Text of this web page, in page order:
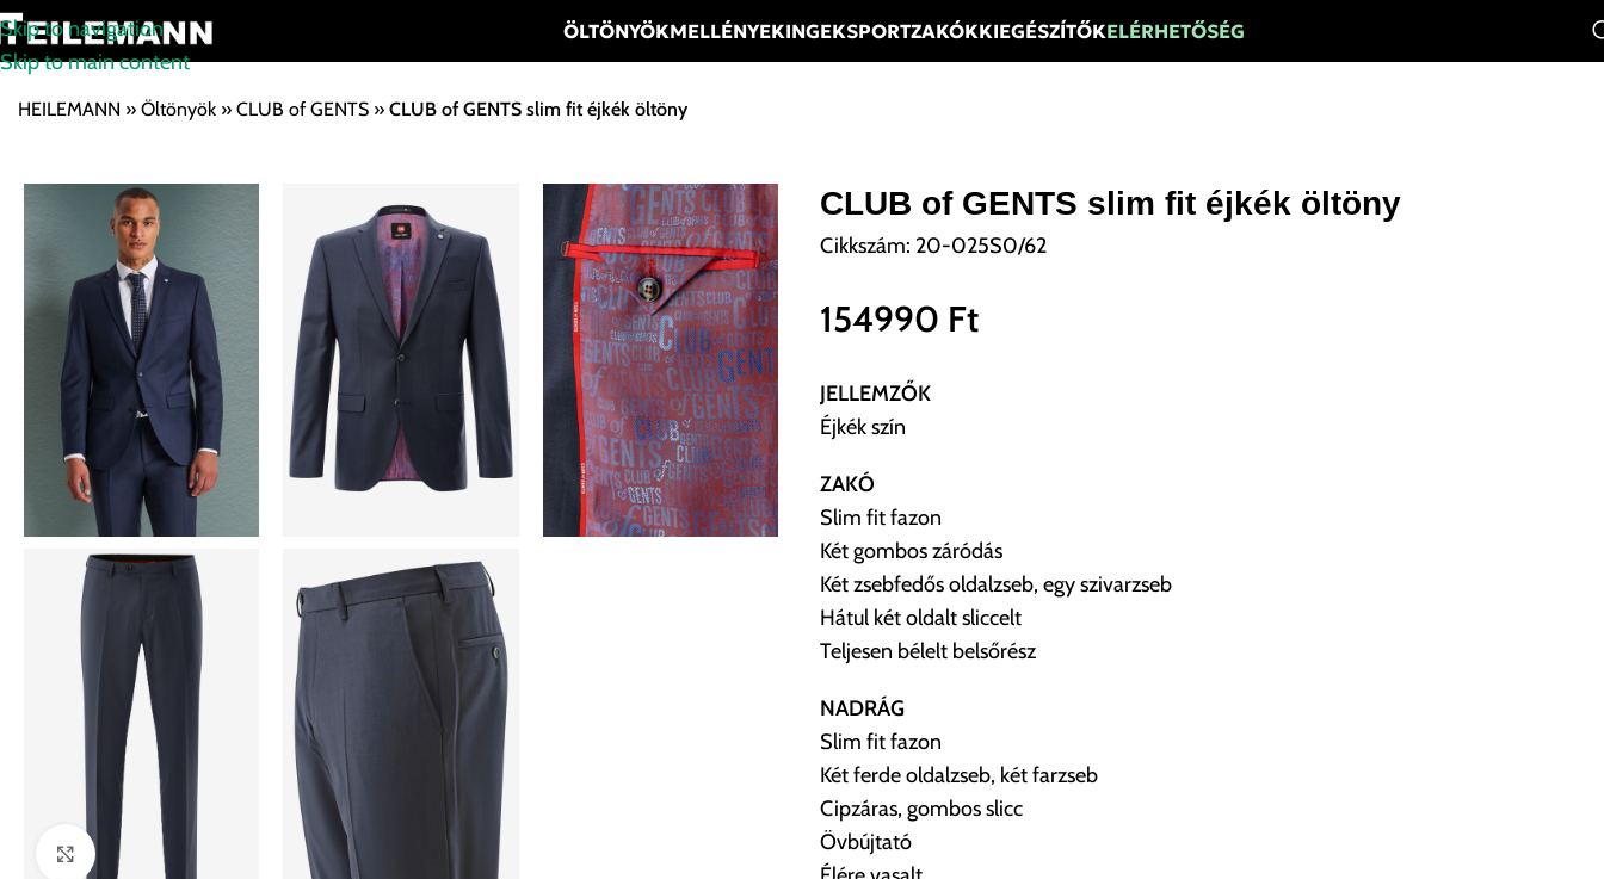
Skip to navigation
Skip to main content
ÖLTÖNYÖKMELLÉNYEKINGEKSPORTZAKÓKKIEGÉSZÍTŐKELÉRHETŐSÉG
HEILEMANN » Öltönyök » CLUB of GENTS » CLUB of GENTS slim fit éjkék öltöny
Kattintson a nagyításhoz
CLUB of GENTS slim fit éjkék öltöny
Cikkszám: 20-025S0/62
154990 Ft
JELLEMZŐK
Éjkék szín
ZAKÓ
Slim fit fazon
Két gombos záródás
Két zsebfedős oldalzseb, egy szivarzseb
Hátul két oldalt sliccelt
Teljesen bélelt belsőrész
NADRÁG
Slim fit fazon
Két ferde oldalzseb, két farzseb
Cipzáras, gombos slicc
Övbújtató